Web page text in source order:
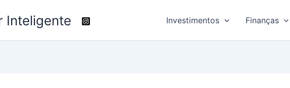
Inteligente Investimentos Finanças